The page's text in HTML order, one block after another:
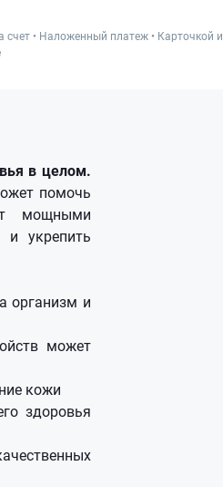
• Наложенный платеж • Карточкой и
в целом.
помочь
мощными
и укрепить
организм и
может
кожи
здоровья